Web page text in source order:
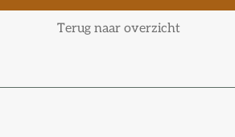
Terug naar overzicht